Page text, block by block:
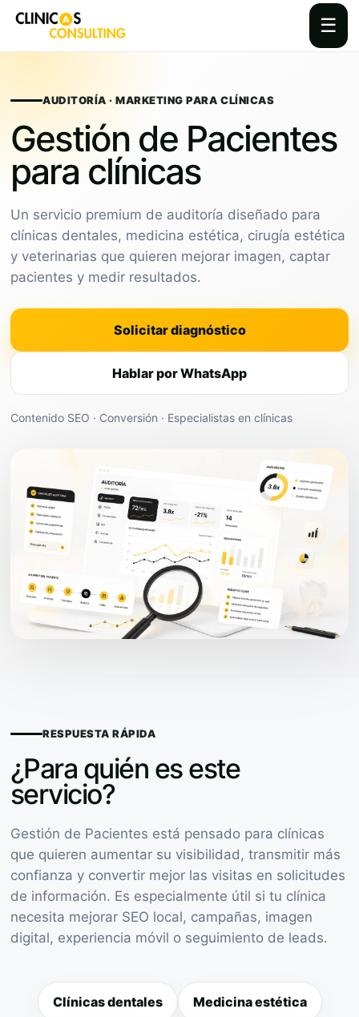
☰
contentAUDITORÍA · MARKETING PARA CLÍNICAS
Gestión de Pacientes
para clínicas
Un servicio premium de auditoría diseñado para
clínicas dentales, medicina estética, cirugía estética
y veterinarias que quieren mejorar imagen, captar
pacientes y medir resultados.
Solicitar diagnóstico
Hablar por WhatsApp
Contenido SEO · Conversión · Especialistas en clínicas
RESPUESTA RÁPIDA
¿Para quién es este
servicio?
Gestión de Pacientes está pensado para clínicas
que quieren aumentar su visibilidad, transmitir más
confianza y convertir mejor las visitas en solicitudes
de información. Es especialmente útil si tu clínica
necesita mejorar SEO local, campañas, imagen
digital, experiencia móvil o seguimiento de leads.
Clínicas dentales Medicina estética